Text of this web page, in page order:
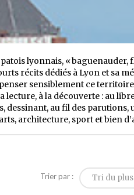
lyonnais, « baguenauder,
récits dédiés à Lyon et sa
sensiblement ce
à la découverte : au
au fil des parutions,
architecture, sport et bien
Trier par : Tri du